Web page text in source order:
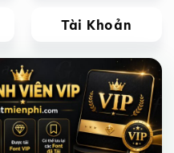
Tài Khoản